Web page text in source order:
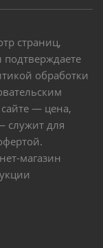
страниц,
обработки
— цена,
служит для
магазин